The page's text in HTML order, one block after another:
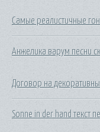
Самые реалистичные
Анжелика варум песни
Договор на
Sonne in der hand текст